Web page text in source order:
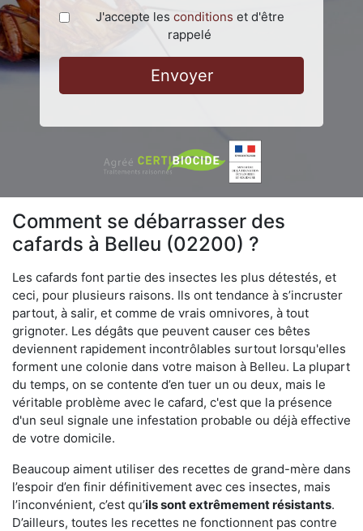
J'accepte les conditions et d'être
rappelé
Envoyer
Comment se débarrasser des
cafards à Belleu (02200) ?
Les cafards font partie des insectes les plus détestés, et
ceci, pour plusieurs raisons. Ils ont tendance à s’incruster
partout, à salir, et comme de vrais omnivores, à tout
grignoter. Les dégâts que peuvent causer ces bêtes
deviennent rapidement incontrôlables surtout lorsqu'elles
forment une colonie dans votre maison à Belleu. La plupart
du temps, on se contente d’en tuer un ou deux, mais le
véritable problème avec le cafard, c'est que la présence
d'un seul signale une infestation probable ou déjà effective
de votre domicile.
Beaucoup aiment utiliser des recettes de grand-mère dans
l’espoir d’en finir définitivement avec ces insectes, mais
l’inconvénient, c’est qu’ils sont extrêmement résistants.
D’ailleurs, toutes les recettes ne fonctionnent pas contre